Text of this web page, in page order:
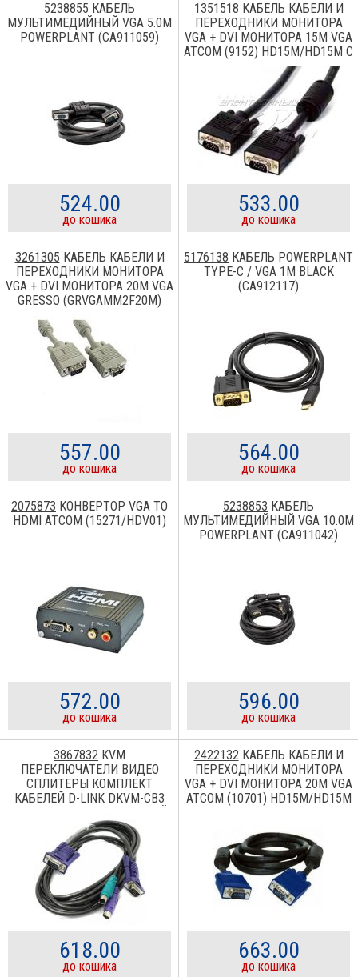
5238855 КАБЕЛЬ
МУЛЬТИМЕДИЙНЫЙ VGA 5.0M
POWERPLANT (CA911059)
524.00
до кошика
1351518 КАБЕЛЬ КАБЕЛИ И
ПЕРЕХОДНИКИ МОНИТОРА
VGA + DVI МОНИТОРА 15М VGA
ATCOM (9152) HD15M/HD15M С
2-МЯ ФЕРРИТАМИ
533.00
до кошика
3261305 КАБЕЛЬ КАБЕЛИ И
ПЕРЕХОДНИКИ МОНИТОРА
VGA + DVI МОНИТОРА 20М VGA
GRESSO (GRVGAMM2F20M)
ФЕРРИТАМИ
557.00
до кошика
5176138 КАБЕЛЬ POWERPLANT
TYPE-C / VGA 1M BLACK
(CA912117)
564.00
до кошика
2075873 КОНВЕРТОР VGA TO
HDMI ATCOM (15271/HDV01)
572.00
до кошика
5238853 КАБЕЛЬ
МУЛЬТИМЕДИЙНЫЙ VGA 10.0M
POWERPLANT (CA911042)
596.00
до кошика
3867832 KVM
ПЕРЕКЛЮЧАТЕЛИ ВИДЕО
СПЛИТЕРЫ КОМПЛЕКТ
КАБЕЛЕЙ D-LINK DKVM-CB3
3М (DKVM-CB3)
618.00
до кошика
2422132 КАБЕЛЬ КАБЕЛИ И
ПЕРЕХОДНИКИ МОНИТОРА
VGA + DVI МОНИТОРА 20М VGA
ATCOM (10701) HD15M/HD15M
663.00
до кошика